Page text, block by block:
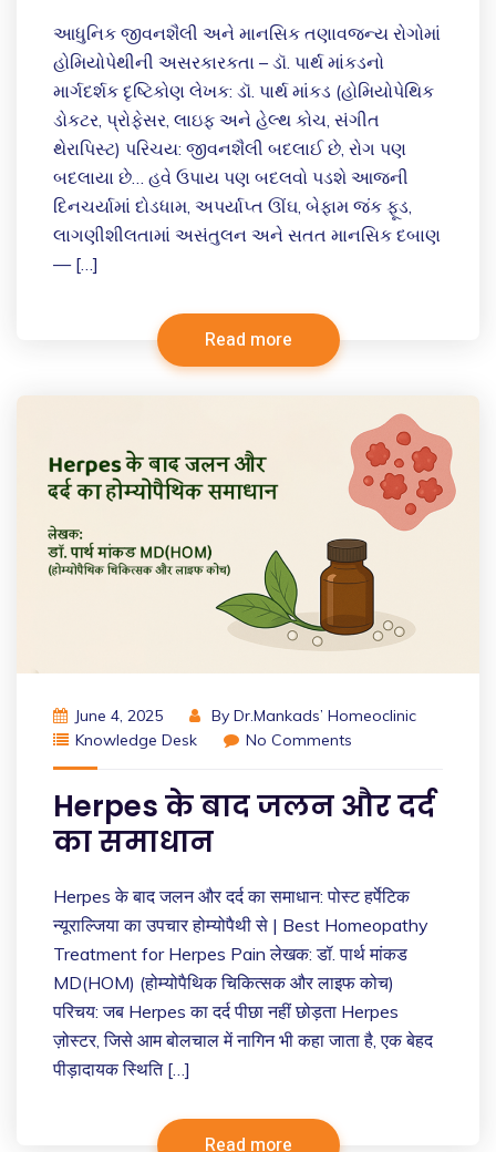
આધુનિક જીવનશૈલી અને માનસિક તણાવજન્ય રોગોમાં
હોમિયોપેથીની અસરકારકતા – ડૉ. પાર્થ માંકડનો
માર્ગદર્શક દૃષ્ટિકોણ લેખક: ડૉ. પાર્થ માંકડ (હોમિયોપેથિક
ડોકટર, પ્રોફેસર, લાઇફ અને હેલ્થ કોચ, સંગીત
થેરાપિસ્ટ) પરિચય: જીવનશૈલી બદલાઈ છે, રોગ પણ
બદલાયા છે… હવે ઉપાય પણ બદલવો પડશે આજની
દિનચર્યામાં દોડધામ, અપર્યાપ્ત ઊંઘ, બેફામ જંક ફૂડ,
લાગણીશીલતામાં અસંતુલન અને સતત માનસિક દબાણ
— […]
Read more
June 4, 2025 By Dr.Mankads’ Homeoclinic
Knowledge Desk
No Comments
Herpes के बाद जलन और दर्द
का समाधान
Herpes के बाद जलन और दर्द का समाधान: पोस्ट हर्पेटिक
न्यूराल्जिया का उपचार होम्योपैथी से | Best Homeopathy
Treatment for Herpes Pain लेखक: डॉ. पार्थ मांकड
MD(HOM) (होम्योपैथिक चिकित्सक और लाइफ कोच)
परिचय: जब Herpes का दर्द पीछा नहीं छोड़ता Herpes
ज़ोस्टर, जिसे आम बोलचाल में नागिन भी कहा जाता है, एक बेहद
पीड़ादायक स्थिति […]
Read more